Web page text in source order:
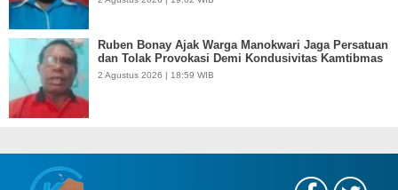
Ruben Bonay Ajak Warga Manokwari Jaga Persatuan
dan Tolak Provokasi Demi Kondusivitas Kamtibmas
2 Agustus 2026 | 18:59 WIB